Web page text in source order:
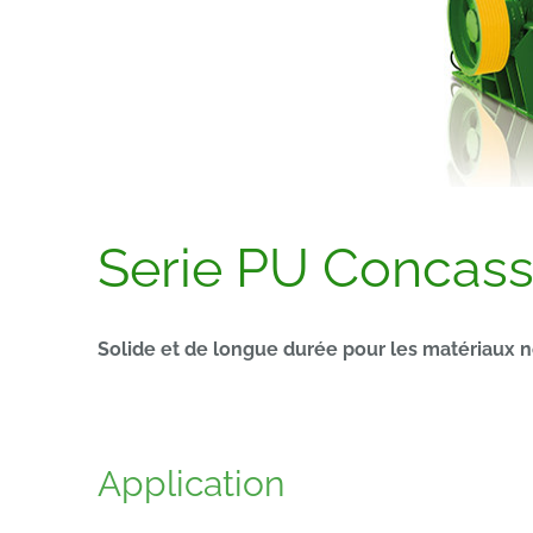
Serie PU
Solide et de longue durée pour les matériaux
Application